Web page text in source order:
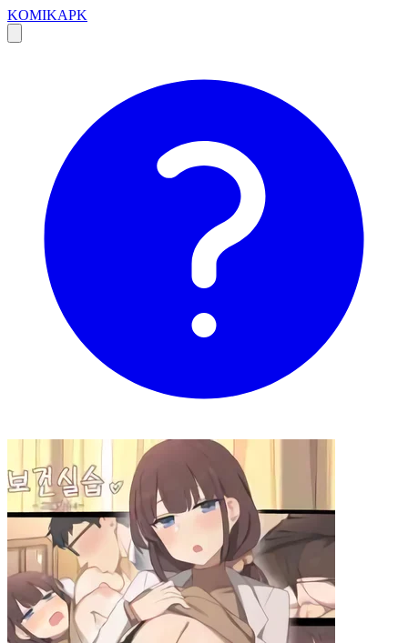
KOMIKAPK